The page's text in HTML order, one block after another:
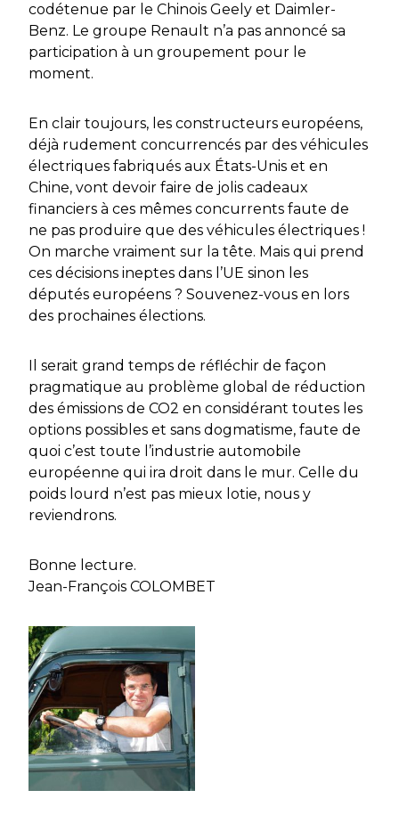
codétenue par le Chinois Geely et Daimler-
Benz. Le groupe Renault n’a pas annoncé sa
participation à un groupement pour le
moment.
En clair toujours, les constructeurs européens,
déjà rudement concurrencés par des véhicules
électriques fabriqués aux États-Unis et en
Chine, vont devoir faire de jolis cadeaux
financiers à ces mêmes concurrents faute de
ne pas produire que des véhicules électriques !
On marche vraiment sur la tête. Mais qui prend
ces décisions ineptes dans l’UE sinon les
députés européens ? Souvenez-vous en lors
des prochaines élections.
Il serait grand temps de réfléchir de façon
pragmatique au problème global de réduction
des émissions de CO2 en considérant toutes les
options possibles et sans dogmatisme, faute de
quoi c’est toute l’industrie automobile
européenne qui ira droit dans le mur. Celle du
poids lourd n’est pas mieux lotie, nous y
reviendrons.
Bonne lecture.
Jean-François COLOMBET